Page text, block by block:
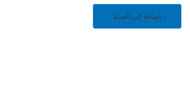
إضافة إلى السلة